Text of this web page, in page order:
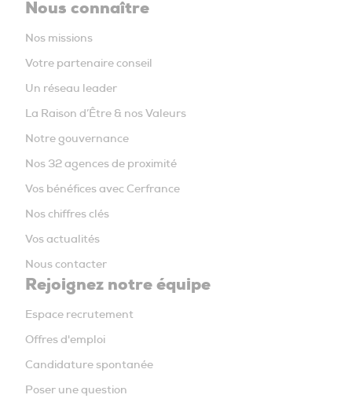
Nous connaître
Nos missions
Votre partenaire conseil
Un réseau leader
La Raison d’Être & nos Valeurs
Notre gouvernance
Nos 32 agences de proximité
Vos bénéfices avec Cerfrance
Nos chiffres clés
Vos actualités
Nous contacter
Rejoignez notre équipe
Espace recrutement
Offres d'emploi
Candidature spontanée
Poser une question